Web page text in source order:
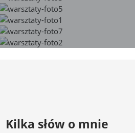
Kilka słów o mnie